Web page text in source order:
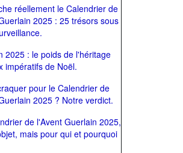
réellement le Calendrier de
2025 : 25 trésors sous
2025 : le poids de l'héritage
impératifs de Noël.
pour le Calendrier de
2025 ? Notre verdict.
de l'Avent Guerlain 2025,
mais pour qui et pourquoi